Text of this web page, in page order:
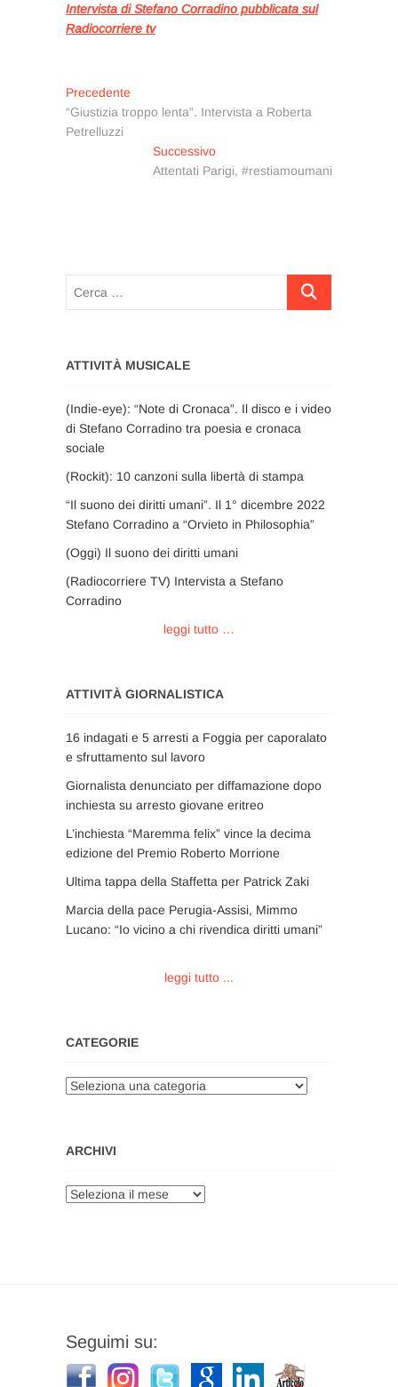
Intervista di Stefano Corradino pubblicata sul
Radiocorriere tv
Navigazione
articoli
Precedente
precedente:
“Giustizia troppo lenta”. Intervista a Roberta
Petrelluzzi
SuccessivoArticolo
successivo:
Attentati Parigi, #restiamoumani
Cerca
ATTIVITÀ MUSICALE
(Indie-eye): “Note di Cronaca”. Il disco e i video
di Stefano Corradino tra poesia e cronaca
sociale
(Rockit): 10 canzoni sulla libertà di stampa
“Il suono dei diritti umani”. Il 1° dicembre 2022
Stefano Corradino a “Orvieto in Philosophia”
(Oggi) Il suono dei diritti umani
(Radiocorriere TV) Intervista a Stefano
Corradino
leggi tutto …
ATTIVITÀ GIORNALISTICA
16 indagati e 5 arresti a Foggia per caporalato
e sfruttamento sul lavoro
Giornalista denunciato per diffamazione dopo
inchiesta su arresto giovane eritreo
L’inchiesta “Maremma felix” vince la decima
edizione del Premio Roberto Morrione
Ultima tappa della Staffetta per Patrick Zaki
Marcia della pace Perugia-Assisi, Mimmo
Lucano: “Io vicino a chi rivendica diritti umani”
leggi tutto ...
CATEGORIE
Categorie
ARCHIVI
Archivi
Seguimi su: